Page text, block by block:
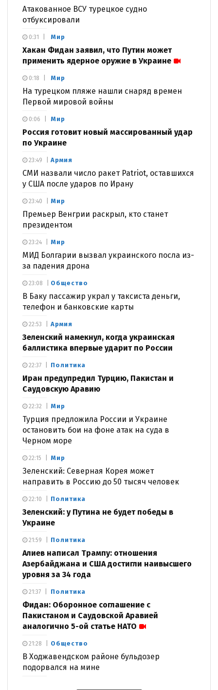
Атакованное ВСУ турецкое судно
отбуксировали
Мир
Хакан Фидан заявил, что Путин может
применить ядерное оружие в Украине
0:31
Мир
На турецком пляже нашли снаряд времен
Первой мировой войны
0:18
Мир
Россия готовит новый массированный удар
по Украине
0:06
Армия
СМИ назвали число ракет Patriot, оставшихся
у США после ударов по Ирану
23:49
Мир
Премьер Венгрии раскрыл, кто станет
президентом
23:40
Мир
МИД Болгарии вызвал украинского посла из-
за падения дрона
23:24
Общество
В Баку пассажир украл у таксиста деньги,
телефон и банковские карты
23:08
Армия
Зеленский намекнул, когда украинская
баллистика впервые ударит по России
22:53
Политика
Иран предупредил Турцию, Пакистан и
Саудовскую Аравию
22:37
Мир
Турция предложила России и Украине
остановить бои на фоне атак на суда в
Черном море
22:32
Мир
Зеленский: Северная Корея может
направить в Россию до 50 тысяч человек
22:15
Политика
Зеленский: у Путина не будет победы в
Украине
22:10
Политика
Алиев написал Трампу: отношения
Азербайджана и США достигли наивысшего
уровня за 34 года
21:59
Политика
Фидан: Оборонное соглашение с
Пакистаном и Саудовской Аравией
аналогично 5-ой статье НАТО
21:37
Общество
В Ходжавендском районе бульдозер
подорвался на мине
21:28